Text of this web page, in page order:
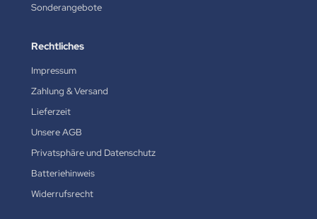
Sonderangebote
Rechtliches
Impressum
Zahlung & Versand
Lieferzeit
Unsere AGB
Privatsphäre und Datenschutz
Batteriehinweis
Widerrufsrecht